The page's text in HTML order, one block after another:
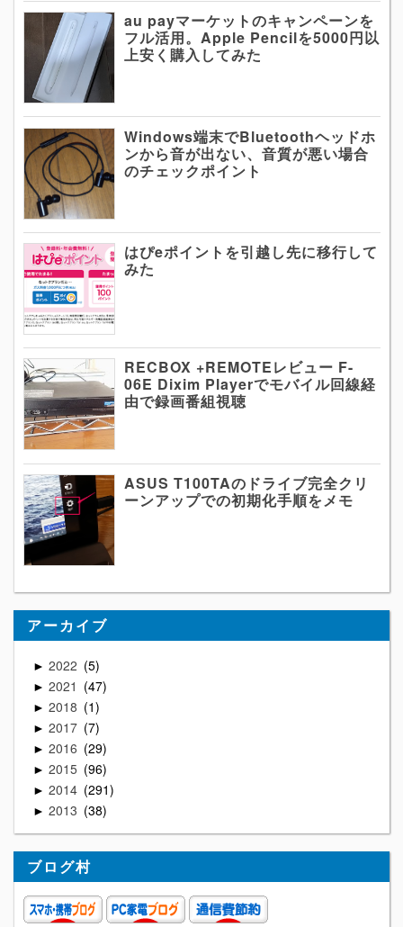
au payマーケットのキャンペーンを
フル活用。Apple Pencilを5000円以
上安く購入してみた
Windows端末でBluetoothヘッドホ
ンから音が出ない、音質が悪い場合
のチェックポイント
はぴeポイントを引越し先に移行して
みた
RECBOX +REMOTEレビュー F-
06E Dixim Playerでモバイル回線経
由で録画番組視聴
ASUS T100TAのドライブ完全クリ
ーンアップでの初期化手順をメモ
アーカイブ
► 2022 5
► 2021 47
► 2018 1
► 2017 7
► 2016 29
► 2015 96
► 2014 291
► 2013 38
ブログ村